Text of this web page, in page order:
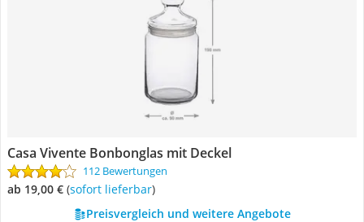
Casa Vivente Bonbonglas mit Deckel
112 Bewertungen
ab 19,00 € ( Sofort lieferbar)
Preisvergleich und weitere Angebote